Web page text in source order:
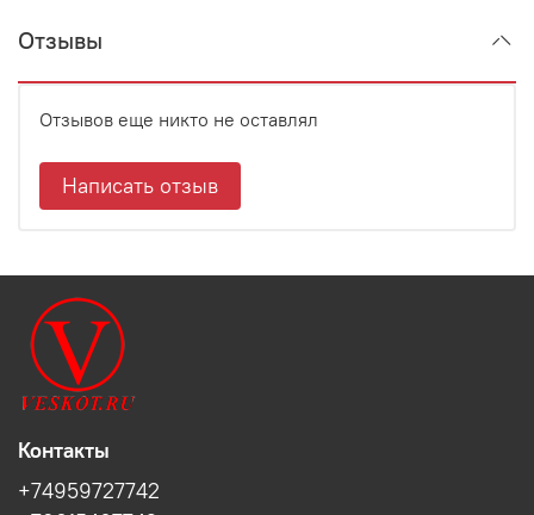
Отзывы
Отзывов еще никто не оставлял
Написать отзыв
Контакты
+74959727742